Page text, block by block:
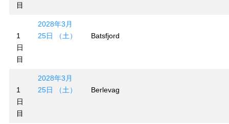
目
1
日
目
2028年3月
25日 （土）
Batsfjord
1
日
目
2028年3月
25日 （土）
Berlevag